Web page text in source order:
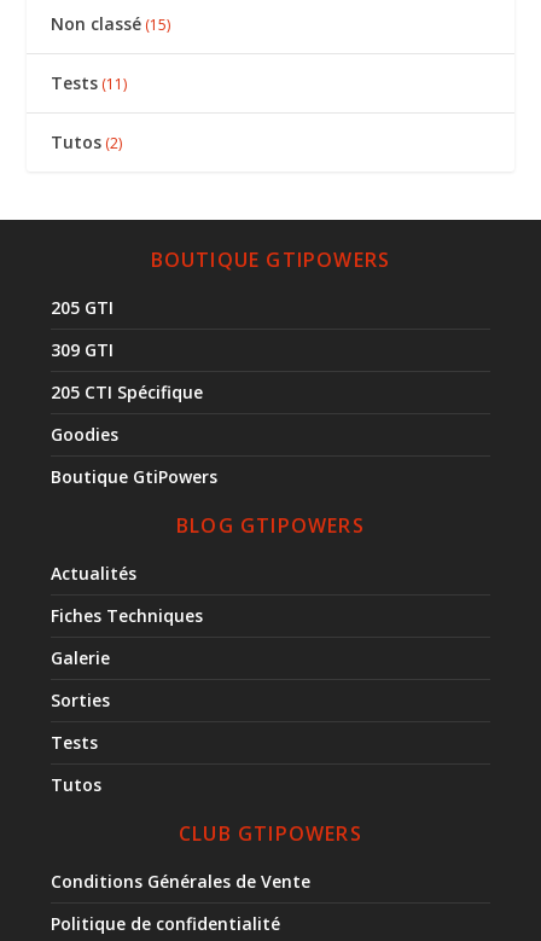
Non classé (15)
Tests (11)
Tutos (2)
BOUTIQUE GTIPOWERS
205 GTI
309 GTI
205 CTI Spécifique
Goodies
Boutique GtiPowers
BLOG GTIPOWERS
Actualités
Fiches Techniques
Galerie
Sorties
Tests
Tutos
CLUB GTIPOWERS
Conditions Générales de Vente
Politique de confidentialité